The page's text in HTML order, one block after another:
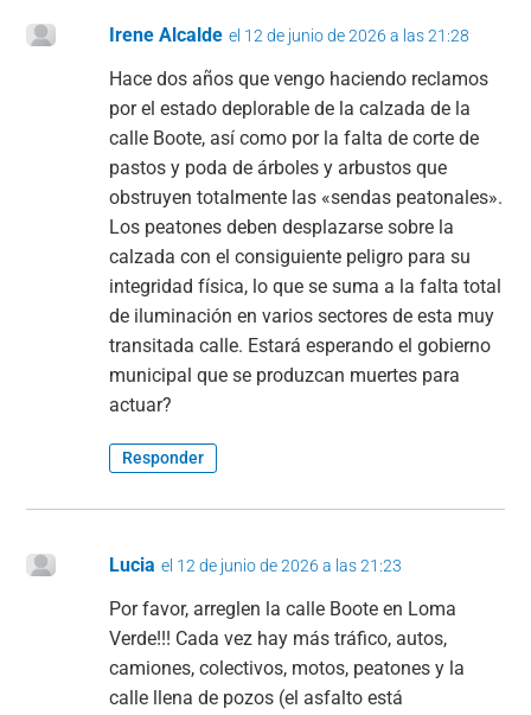
Irene Alcalde el 12 de junio de 2026 a las 21:28
Hace dos años que vengo haciendo reclamos
por el estado deplorable de la calzada de la
calle Boote, así como por la falta de corte de
pastos y poda de árboles y arbustos que
obstruyen totalmente las «sendas peatonales».
Los peatones deben desplazarse sobre la
calzada con el consiguiente peligro para su
integridad física, lo que se suma a la falta total
de iluminación en varios sectores de esta muy
transitada calle. Estará esperando el gobierno
municipal que se produzcan muertes para
actuar?
Responder
Lucia el 12 de junio de 2026 a las 21:23
Por favor, arreglen la calle Boote en Loma
Verde!!! Cada vez hay más tráfico, autos,
camiones, colectivos, motos, peatones y la
calle llena de pozos (el asfalto está